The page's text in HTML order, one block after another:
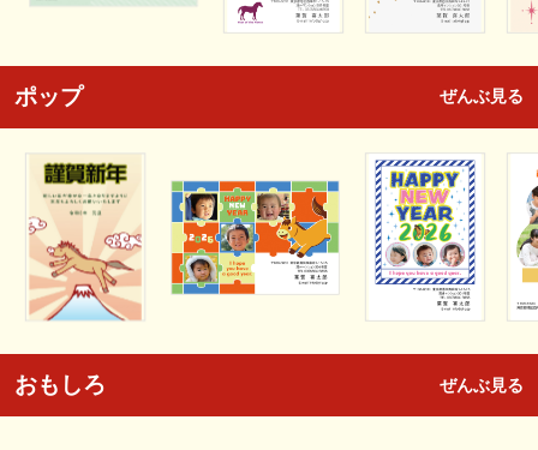
ポップ ぜんぶ見る
おもしろ ぜんぶ見る